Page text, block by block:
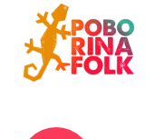
content